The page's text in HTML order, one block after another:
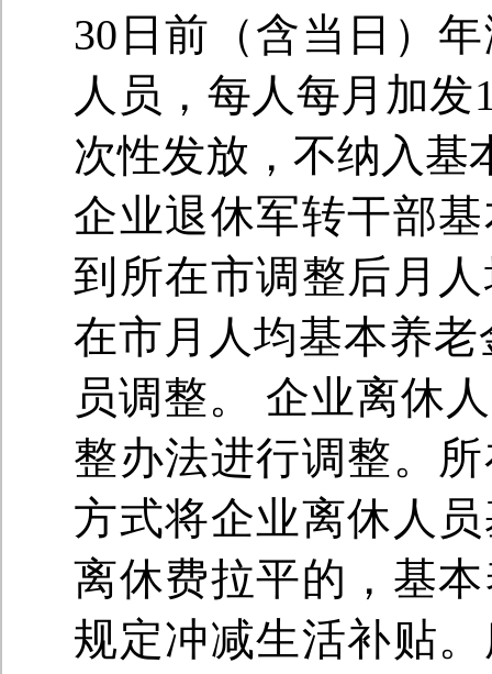
30日前（含当日）
人员，每人每月加发
次性发放，不纳入基
企业退休军转干部
到所在市调整后月
在市月人均基本养
员调整。 企业离休
整办法进行调整。
方式将企业离休人
离休费拉平的，基
规定冲减生活补贴